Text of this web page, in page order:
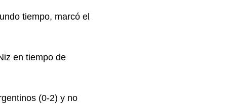
tiempo, marcó el
en tiempo de
(0-2) y no